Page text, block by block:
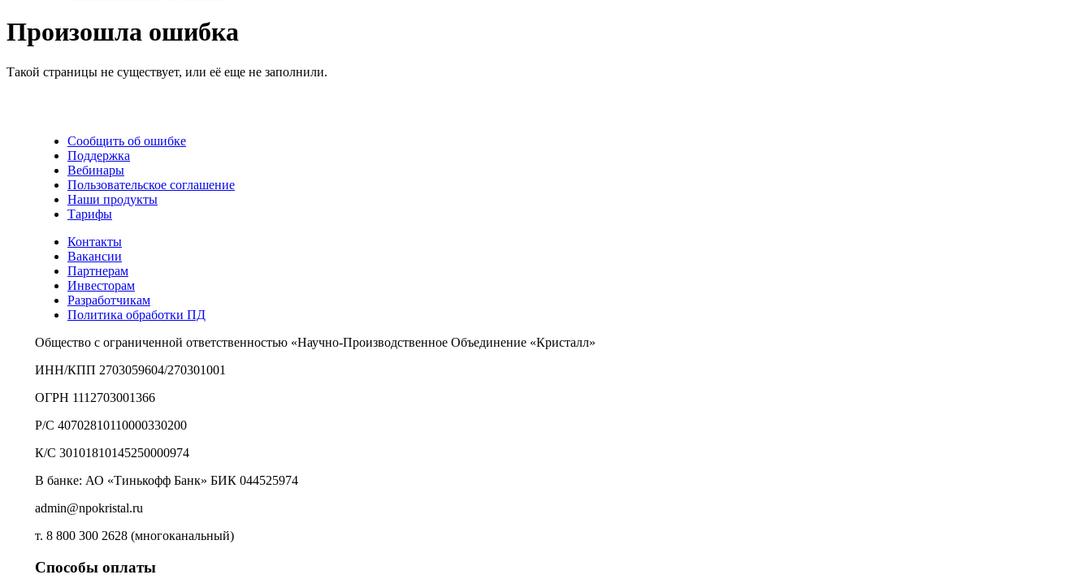
Произошла ошибка
Такой страницы не существует, или её еще не заполнили.
Сообщить об ошибке
Поддержка
Вебинары
Пользовательское соглашение
Наши продукты
Тарифы
Контакты
Вакансии
Партнерам
Инвесторам
Разработчикам
Политика обработки ПД
Общество с ограниченной ответственностью «Научно-Производственное Объединение «Кристалл»
ИНН/КПП 2703059604/270301001
ОГРН 1112703001366
Р/С 40702810110000330200
К/С 30101810145250000974
В банке: АО «Тинькофф Банк» БИК 044525974
admin@npokristal.ru
т. 8 800 300 2628 (многоканальный)
Способы оплаты